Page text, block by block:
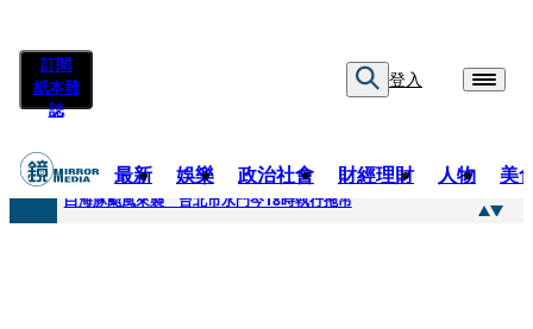
訂閱
紙本雜
誌
登入
最新 娛樂 政治社會 財經理財 人物 美
快訊
白海豚颱風來襲 台北市水門今18時執行拖吊